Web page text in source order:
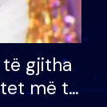
të gjitha
më të